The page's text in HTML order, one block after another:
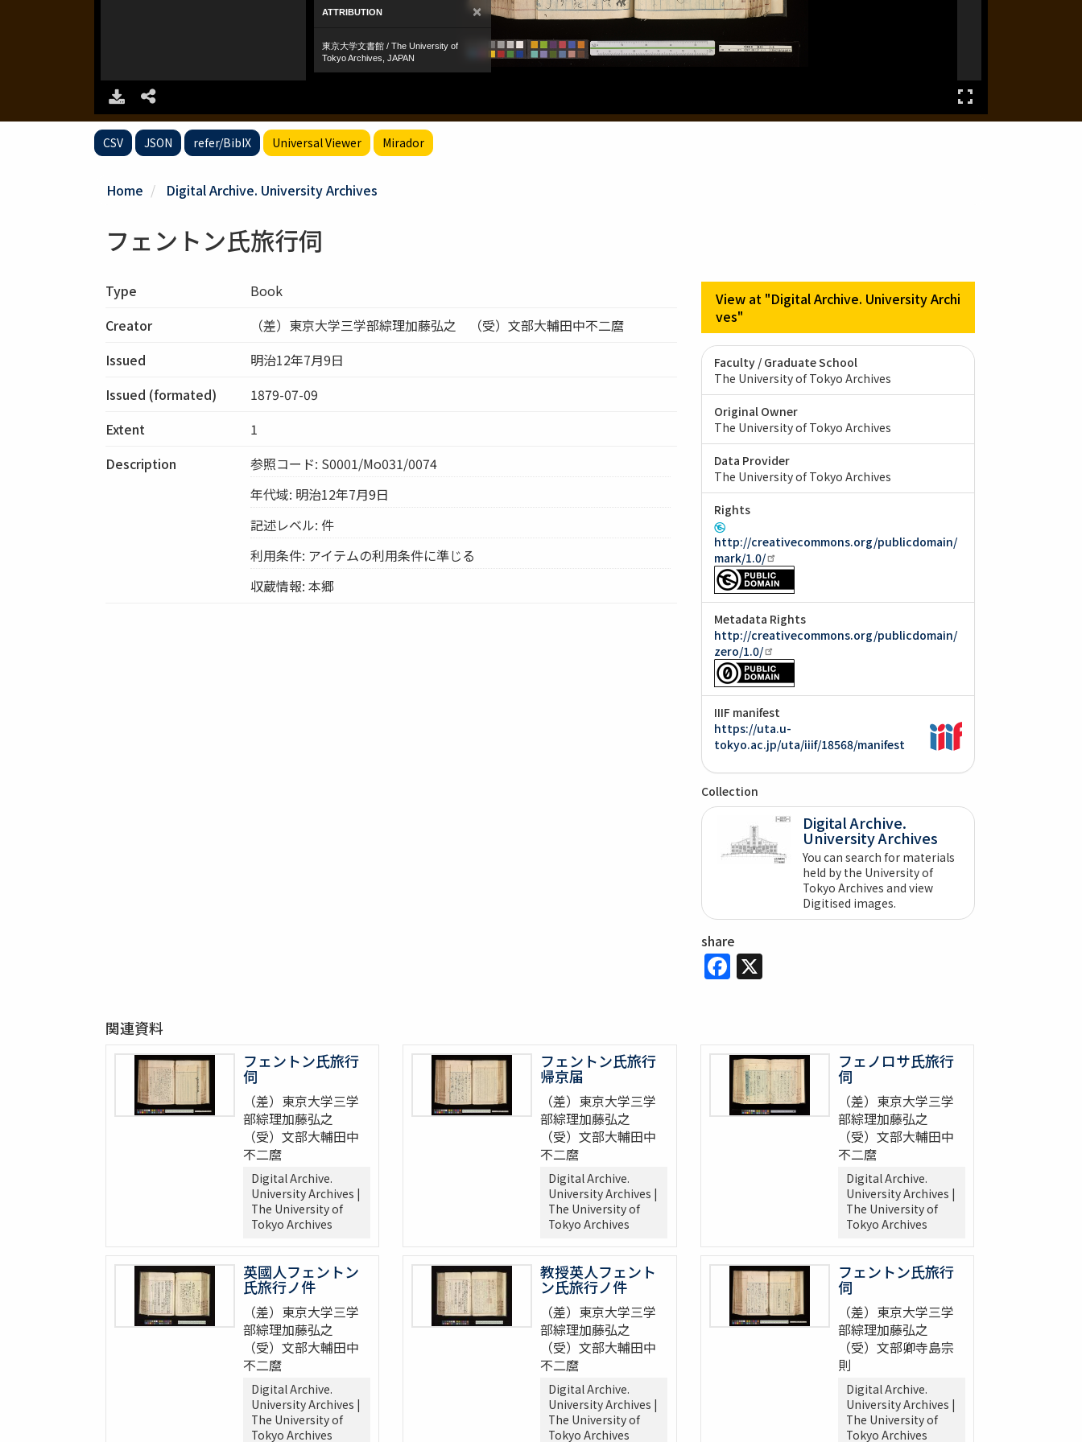
CSV JSON refer/BibIX Universal Viewer Mirador
Home Digital Archive. University Archives
フェントン氏旅行伺
Type
Book
Creator
（差）東京大学三学部綜理加藤弘之 （受）文部大輔田中不二麿
Issued
明治12年7月9日
Issued (formated)
1879-07-09
Extent
1
Description
参照コード: S0001/Mo031/0074
年代域: 明治12年7月9日
記述レベル: 件
利用条件: アイテムの利用条件に準じる
収蔵情報: 本郷
View at "Digital Archive. University Archi
ves"
Faculty / Graduate School
The University of Tokyo Archives
Original Owner
The University of Tokyo Archives
Data Provider
The University of Tokyo Archives
Rights
http://creativecommons.org/publicdomain/
mark/1.0/
Metadata Rights
http://creativecommons.org/publicdomain/
zero/1.0/
IIIF manifest
https://uta.u-
tokyo.ac.jp/uta/iiif/18568/manifest
Collection
Digital Archive.
University Archives
You can search for materials
held by the University of
Tokyo Archives and view
Digitised images.
share
Facebook
X
関連資料
フェントン氏旅行
伺
（差）東京大学三学
部綜理加藤弘之
（受）文部大輔田中
不二麿
Digital Archive.
University Archives |
The University of
Tokyo Archives
フェントン氏旅行
帰京届
（差）東京大学三学
部綜理加藤弘之
（受）文部大輔田中
不二麿
Digital Archive.
University Archives |
The University of
Tokyo Archives
フェノロサ氏旅行
伺
（差）東京大学三学
部綜理加藤弘之
（受）文部大輔田中
不二麿
Digital Archive.
University Archives |
The University of
Tokyo Archives
英國人フェントン
氏旅行ノ件
（差）東京大学三学
部綜理加藤弘之
（受）文部大輔田中
不二麿
Digital Archive.
University Archives |
The University of
Tokyo Archives
教授英人フェント
ン氏旅行ノ件
（差）東京大学三学
部綜理加藤弘之
（受）文部大輔田中
不二麿
Digital Archive.
University Archives |
The University of
Tokyo Archives
フェントン氏旅行
伺
（差）東京大学三学
部綜理加藤弘之
（受）文部卿寺島宗
則
Digital Archive.
University Archives |
The University of
Tokyo Archives